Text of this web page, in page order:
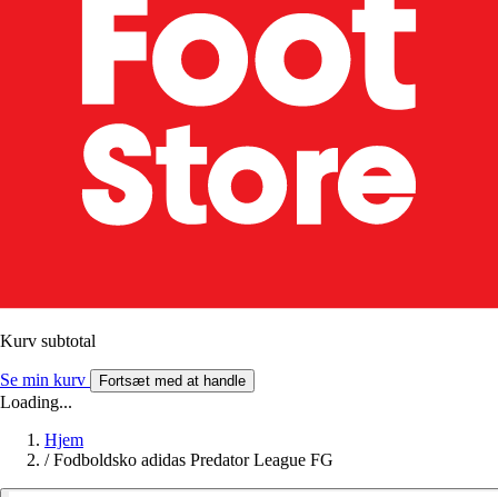
Kurv subtotal
Se min kurv Fortsæt med at handle
Loading...
Hjem
/ Fodboldsko adidas Predator League FG